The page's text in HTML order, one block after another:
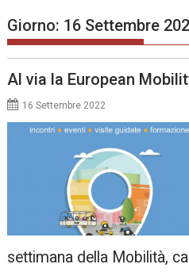
Giorno: 16 Settembre
Al via la European
16 Settembre 2022
settimana della Mobilità,